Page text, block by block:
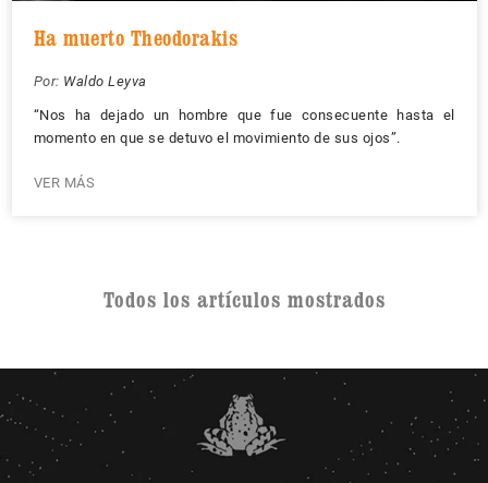
Ha muerto Theodorakis
Por: Waldo Leyva
“Nos ha dejado un hombre que fue consecuente hasta el
momento en que se detuvo el movimiento de sus ojos”.
VER MÁS
Todos los artículos mostrados